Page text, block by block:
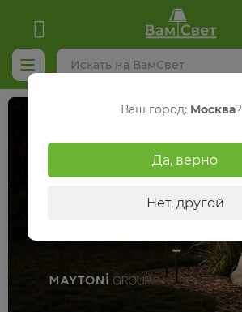
Ваш город: Москва?
Да, верно
Нет, другой